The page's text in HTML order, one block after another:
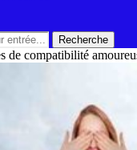
Recherche
de compatibilité